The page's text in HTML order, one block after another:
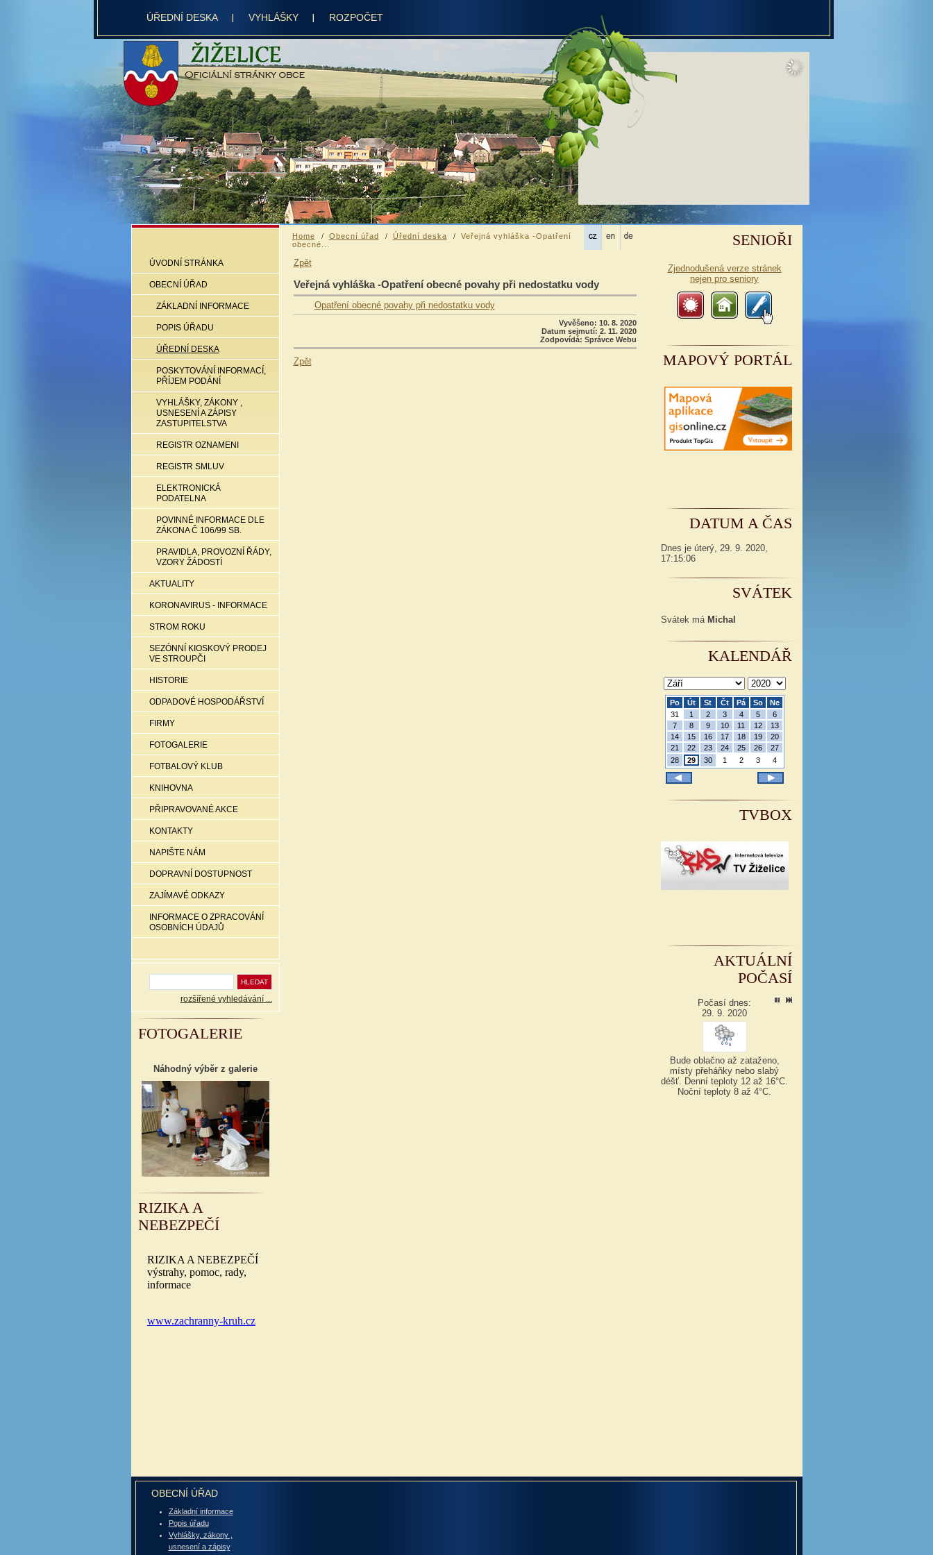
ÚŘEDNÍ DESKA VYHLÁŠKY ROZPOČET
ÚVODNÍ STRÁNKA
OBECNÍ ÚŘAD
ZÁKLADNÍ INFORMACE
POPIS ÚŘADU
ÚŘEDNÍ DESKA
POSKYTOVÁNÍ INFORMACÍ,
PŘÍJEM PODÁNÍ
VYHLÁŠKY, ZÁKONY ,
USNESENÍ A ZÁPISY
ZASTUPITELSTVA
REGISTR OZNAMENI
REGISTR SMLUV
ELEKTRONICKÁ
PODATELNA
POVINNÉ INFORMACE DLE
ZÁKONA Č 106/99 SB.
PRAVIDLA, PROVOZNÍ ŘÁDY,
VZORY ŽÁDOSTÍ
AKTUALITY
KORONAVIRUS - INFORMACE
STROM ROKU
SEZÓNNÍ KIOSKOVÝ PRODEJ
VE STROUPČI
HISTORIE
ODPADOVÉ HOSPODÁŘSTVÍ
FIRMY
FOTOGALERIE
FOTBALOVÝ KLUB
KNIHOVNA
PŘIPRAVOVANÉ AKCE
KONTAKTY
NAPIŠTE NÁM
DOPRAVNÍ DOSTUPNOST
ZAJÍMAVÉ ODKAZY
INFORMACE O ZPRACOVÁNÍ
OSOBNÍCH ÚDAJŮ
rozšířené vyhledávání ...
FOTOGALERIE
Náhodný výběr z galerie
RIZIKA A
NEBEZPEČÍ
Home Obecní úřad Úřední deska
Veřejná vyhláška -Opatření
obecné...
Zpět
Veřejná vyhláška -Opatření obecné povahy při nedostatku vody
Opatření obecné povahy při nedostatku vody
Vyvěšeno: 10. 8. 2020
Datum sejmutí: 2. 11. 2020
Zodpovídá: Správce Webu
Zpět
SENIOŘI
Zjednodušená verze stránek
nejen pro seniory
MAPOVÝ PORTÁL
DATUM A ČAS
Dnes je úterý, 29. 9. 2020,
17:15:06
SVÁTEK
Svátek má Michal
KALENDÁŘ
Po Út St Čt Pá So
Ne
31
1 2 3 4 5
6
7
8 9 10 11 12
13
14
15 16 17 18 19
20
21
22 23 24 25 26
27
28
29 30 1 2 3 4
TVBOX
AKTUÁLNÍ
POČASÍ
Počasí dnes:
29. 9. 2020
Bude oblačno až zataženo,
místy přeháňky nebo slabý
déšť. Denní teploty 12 až 16°C.
Noční teploty 8 až 4°C.
OBECNÍ ÚŘAD
Základní informace
Popis úřadu
Vyhlášky, zákony ,
usnesení a zápisy